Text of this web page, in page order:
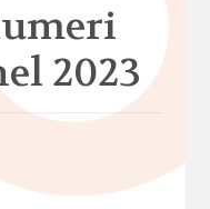
2023